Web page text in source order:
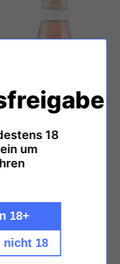
AUSVERKAUFT
Enderle & Moll
18
um
18+
nicht 18